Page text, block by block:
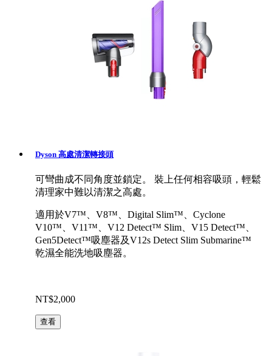
Dyson 高處清潔轉接頭
可彎曲成不同角度並鎖定。 裝上任何相容吸頭，輕鬆
清理家中難以清潔之高處。
適用於V7™、V8™、Digital Slim™、Cyclone
V10™、V11™、V12 Detect™ Slim、V15 Detect™、
Gen5Detect™吸塵器及V12s Detect Slim Submarine™
乾濕全能洗地吸塵器。
NT$2,000
查看